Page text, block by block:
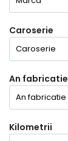
Caroserie
An fabricatie
Kilometrii